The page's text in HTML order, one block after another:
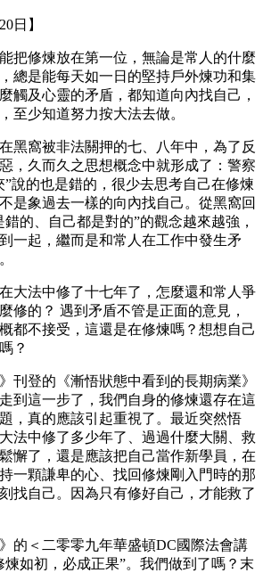
日】
把修煉放在第一位，無論是常人的什麼
總是能每天如一日的堅持戶外煉功和集
觸及心靈的矛盾，都知道向內找自己，
至少知道努力按大法去做。
黑窩被非法關押的七、八年中，為了反
，久而久之思想概念中就形成了：警察
”說的也是錯的，很少去思考自己在修煉
是象過去一樣的向內找自己。從黑窩回
的、自己都是對的”的觀念越來越強，
一起，繼而是和常人在工作中發生矛
大法中修了十七年了，怎麼還和常人爭
修的？ 遇到矛盾不管是正面的意見，
都不接受，這還是在修煉嗎？想想自己
？
刊登的《漸悟狀態中看到的長期病業》
到這一步了，我們自身的修煉還存在這
，真的應該引起重視了。最近突然悟
法中修了多少年了、過過什麼大關、救
懈了，還是應該把自己當作新學員，在
一顆謙卑的心、找回修煉剛入門時的那
找自己。因為只有修好自己，才能救了
的＜二零零九年華盛頓DC國際法會講
煉如初，必成正果”。我們做到了嗎？末